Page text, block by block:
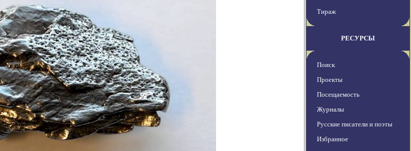
Тираж
РЕСУРСЫ
Поиск
Проекты
Посещаемость
Журналы
Русские писатели и поэты
Избранное